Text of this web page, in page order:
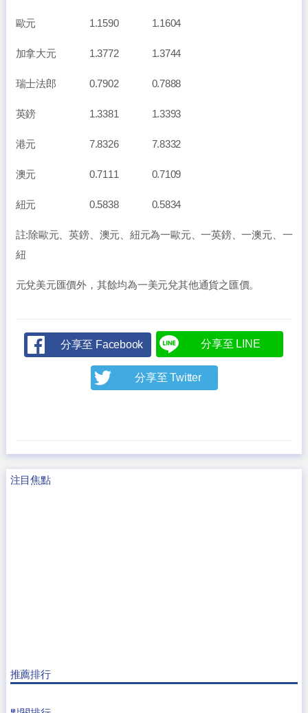
歐元 1.1590 1.1604
加拿大元 1.3772 1.3744
瑞士法郎 0.7902 0.7888
英鎊 1.3381 1.3393
港元 7.8326 7.8332
澳元 0.7111 0.7109
紐元 0.5838 0.5834
註:除歐元、英鎊、澳元、紐元為一歐元、一英鎊、一澳元、一
紐
元兌美元匯價外，其餘均為一美元兌其他通貨之匯價。
分享至 Facebook 分享至 LINE
分享至 Twitter
注目焦點
推薦排行